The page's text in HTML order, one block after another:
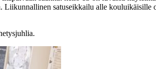
Liikunnallinen satuseikkailu alle